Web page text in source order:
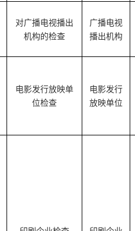
对广播电视播出
机构的检查
广播电视
播出机构
电影发行放映单
位检查
电影发行
放映单位